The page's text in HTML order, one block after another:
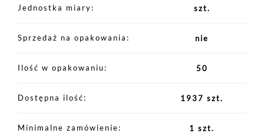
Jednostka miary szt.
Sprzedaż na opakowania nie
Ilość w opakowaniu 50
Dostępna ilość 1937 szt.
Minimalne zamówienie 1 szt.